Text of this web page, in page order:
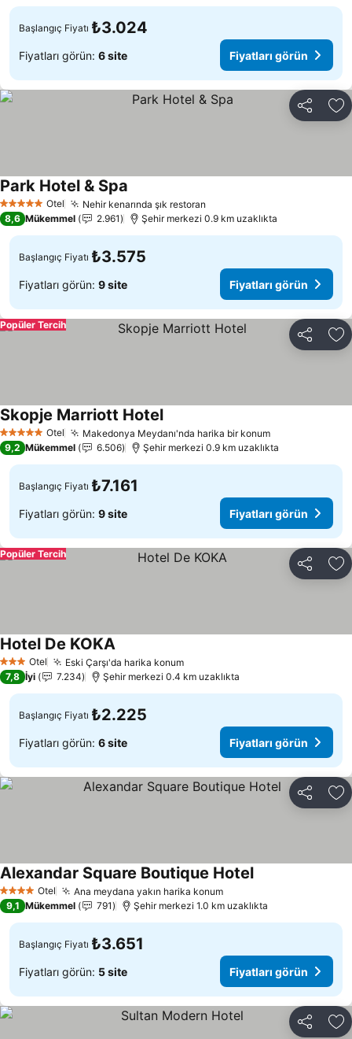
Başlangıç Fiyatı ₺3.024
Fiyatları görün: 6 site Fiyatları görün
Paylaş
5 Yıldız Otel Nehir kenarında şık restoran
Park Hotel & Spa
8,6 Mükemmel 2.961 Şehir merkezi 0.9 km uzaklıkta
Başlangıç Fiyatı ₺3.575
Fiyatları görün: 9 site Fiyatları görün
Paylaş
Popüler Tercih
5 Yıldız Otel Makedonya Meydanı'nda harika bir konumFiyatları
Skopje Marriott HotelFiyatları görün
9,2 Mükemmel 6.506 Şehir merkezi 0.9 km uzaklıkta
Başlangıç Fiyatı ₺7.161
Fiyatları görün: 9 site Fiyatları görün
Paylaş
Popüler Tercih
3 YıldızOtel Eski Çarşı'da harika konumFiyatları görün
Hotel De KOKAFiyatları görün
7,8 İyi 7.234 Şehir merkezi 0.4 km uzaklıkta
Başlangıç Fiyatı ₺2.225
Fiyatları görün: 6 site Fiyatları görün
Paylaş
4 Yıldız Otel Ana meydana yakın harika konumFiyatları görün
Alexandar Square Boutique HotelFiyatları görün
9,1 Mükemmel 791 Şehir merkezi 1.0 km uzaklıkta
Başlangıç Fiyatı ₺3.651
Fiyatları görün: 5 site Fiyatları görün
Paylaş